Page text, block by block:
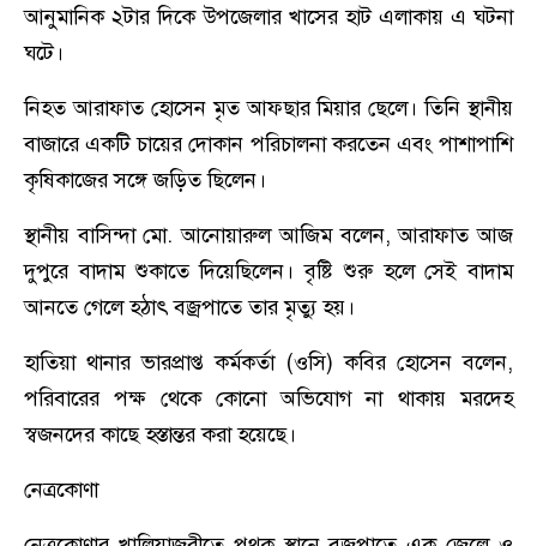
আনুমানিক ২টার দিকে উপজেলার খাসের হাট এলাকায় এ ঘটনা
ঘটে।
নিহত আরাফাত হোসেন মৃত আফছার মিয়ার ছেলে। তিনি স্থানীয়
বাজারে একটি চায়ের দোকান পরিচালনা করতেন এবং পাশাপাশি
কৃষিকাজের সঙ্গে জড়িত ছিলেন।
স্থানীয় বাসিন্দা মো. আনোয়ারুল আজিম বলেন, আরাফাত আজ
দুপুরে বাদাম শুকাতে দিয়েছিলেন। বৃষ্টি শুরু হলে সেই বাদাম
আনতে গেলে হঠাৎ বজ্রপাতে তার মৃত্যু হয়।
হাতিয়া থানার ভারপ্রাপ্ত কর্মকর্তা (ওসি) কবির হোসেন বলেন,
পরিবারের পক্ষ থেকে কোনো অভিযোগ না থাকায় মরদেহ
স্বজনদের কাছে হস্তান্তর করা হয়েছে।
নেত্রকোণা